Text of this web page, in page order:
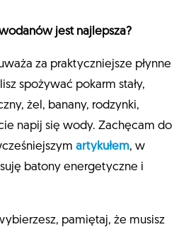
jest najlepsza?
za praktyczniejsze płynne
spożywać pokarm stały,
żel, banany, rodzynki,
napij się wody. Zachęcam do
artykułem, w
batony energetyczne i
pamiętaj, że musisz